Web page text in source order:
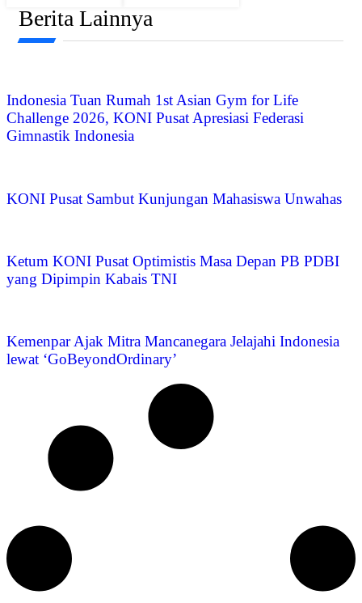
Berita Lainnya
Indonesia Tuan Rumah 1st Asian Gym for Life
Challenge 2026, KONI Pusat Apresiasi Federasi
Gimnastik Indonesia
KONI Pusat Sambut Kunjungan Mahasiswa Unwahas
Ketum KONI Pusat Optimistis Masa Depan PB PDBI
yang Dipimpin Kabais TNI
Kemenpar Ajak Mitra Mancanegara Jelajahi Indonesia
lewat ‘GoBeyondOrdinary’